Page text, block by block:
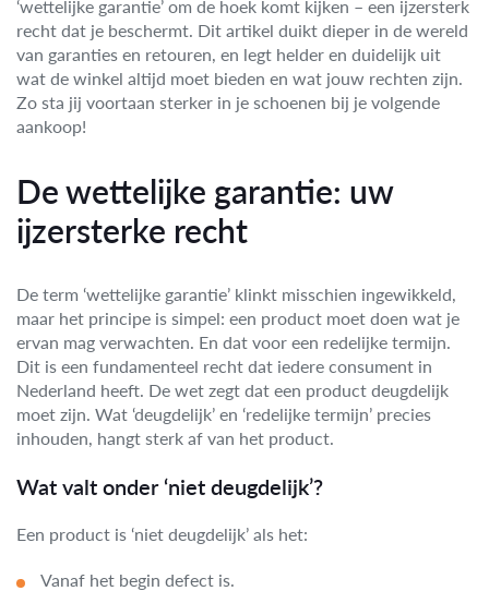
‘wettelijke garantie’ om de hoek komt kijken – een ijzersterk
recht dat je beschermt. Dit artikel duikt dieper in de wereld
van garanties en retouren, en legt helder en duidelijk uit
wat de winkel altijd moet bieden en wat jouw rechten zijn.
Zo sta jij voortaan sterker in je schoenen bij je volgende
aankoop!
De wettelijke garantie: uw
ijzersterke recht
De term ‘wettelijke garantie’ klinkt misschien ingewikkeld,
maar het principe is simpel: een product moet doen wat je
ervan mag verwachten. En dat voor een redelijke termijn.
Dit is een fundamenteel recht dat iedere consument in
Nederland heeft. De wet zegt dat een product deugdelijk
moet zijn. Wat ‘deugdelijk’ en ‘redelijke termijn’ precies
inhouden, hangt sterk af van het product.
Wat valt onder ‘niet deugdelijk’?
Een product is ‘niet deugdelijk’ als het:
Vanaf het begin defect is.